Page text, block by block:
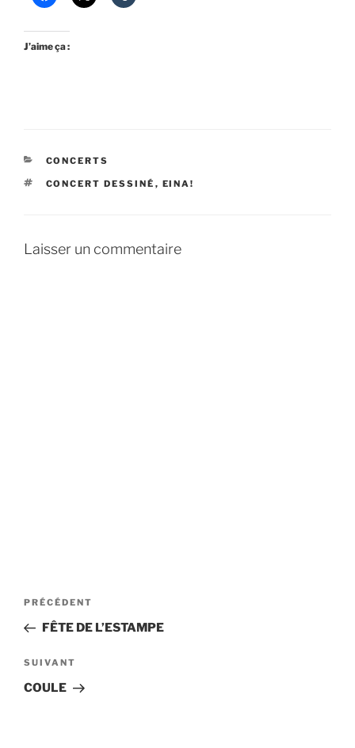
J’aime ça :
CATÉGORIES
CONCERTS
ÉTIQUETTES
CONCERT DESSINÉ , EINA!
Laisser un commentaire
Navigation
l’article
Article
précédent
PRÉCÉDENT
FÊTE DE L’ESTAMPE
Article
suivant
SUIVANT
COULE